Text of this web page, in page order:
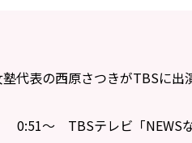
代表の西原さつきがTBSに出
0:51～ TBSテレビ「NEWSな